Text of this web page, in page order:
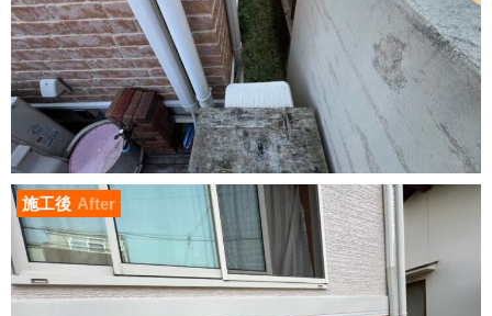
施工後 After